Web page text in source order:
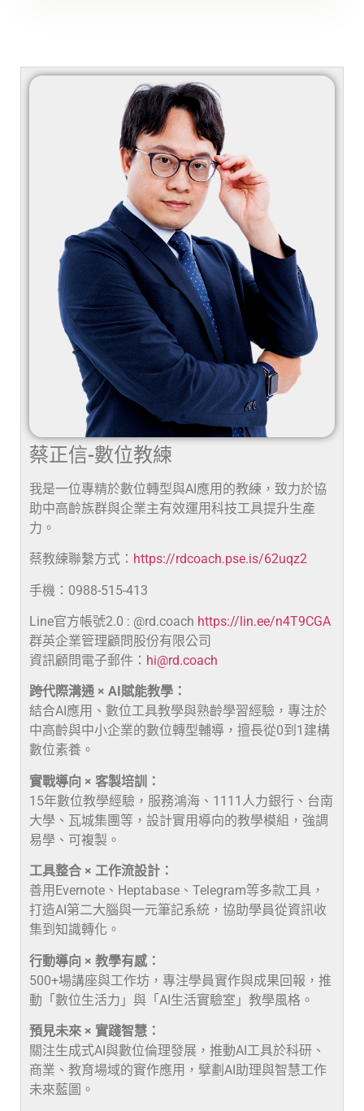
蔡正信-數位教練
我是一位專精於數位轉型與AI應用的教練，致力於協
助中高齡族群與企業主有效運用科技工具提升生產
力。
蔡教練聯繫方式： https://rdcoach.pse.is/62uqz2
手機：0988-515-413
Line官方帳號2.0 : @rd.coach https://lin.ee/n4T9CGA
群英企業管理顧問股份有限公司
資訊顧問電子郵件： hi@rd.coach
跨代際溝通 × AI賦能教學：
結合AI應用、數位工具教學與熟齡學習經驗，專注於
中高齡與中小企業的數位轉型輔導，擅長從0到1建構
數位素養。
實戰導向 × 客製培訓：
15年數位教學經驗，服務鴻海、1111人力銀行、台南
大學、瓦城集團等，設計實用導向的教學模組，強調
易學、可複製。
工具整合 × 工作流設計：
善用Evernote、Heptabase、Telegram等多款工具，
打造AI第二大腦與一元筆記系統，協助學員從資訊收
集到知識轉化。
行動導向 × 教學有感：
500+場講座與工作坊，專注學員實作與成果回報，推
動「數位生活力」與「AI生活實驗室」教學風格。
預見未來 × 實踐智慧：
關注生成式AI與數位倫理發展，推動AI工具於科研、
商業、教育場域的實作應用，擘劃AI助理與智慧工作
未來藍圖。